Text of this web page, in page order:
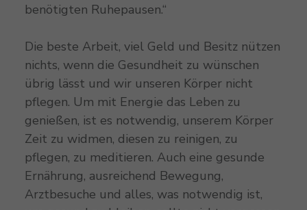
benötigten Ruhepausen.“
Die beste Arbeit, viel Geld und Besitz nützen
nichts, wenn die Gesundheit zu wünschen
übrig lässt und wir unseren Körper nicht
pflegen. Um mit Energie das Leben zu
genießen, ist es notwendig, unserem Körper
Zeit zu widmen, diesen zu reinigen, zu
pflegen, zu meditieren. Auch eine gesunde
Ernährung, ausreichend Bewegung,
Arztbesuche und alles, was notwendig ist,